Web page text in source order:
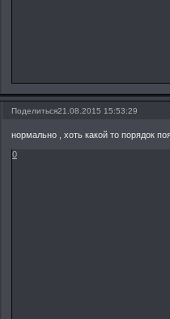
Поделиться21.08.2015 15:53:29
нормально , хоть какой то порядок
0